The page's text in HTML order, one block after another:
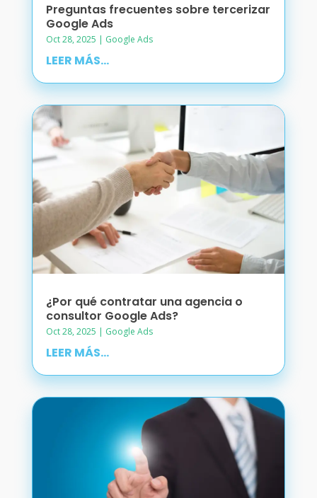
Preguntas frecuentes sobre tercerizar
Google Ads
Oct 28, 2025 | Google Ads
LEER MÁS...
¿Por qué contratar una agencia o
consultor Google Ads?
Oct 28, 2025 | Google Ads
LEER MÁS...